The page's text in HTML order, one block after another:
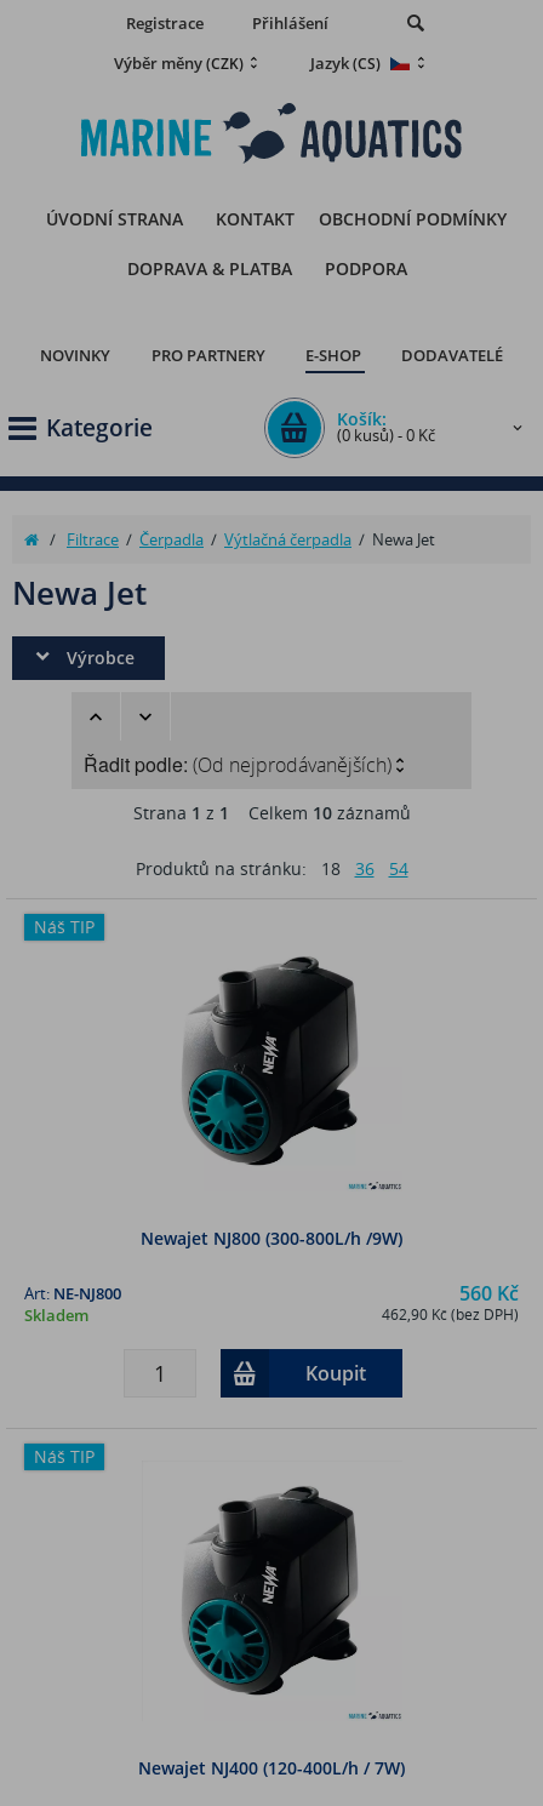
Registrace
Přihlášení
Výběr měny(CZK) Jazyk(CS)
ÚVODNÍ STRANA KONTAKT OBCHODNÍ PODMÍNKY
DOPRAVA & PLATBA PODPORA
NOVINKY PRO PARTNERY E-SHOP DODAVATELÉ
Kategorie Košík:
(0 kusů) - 0 Kč
/ Filtrace / Čerpadla / Výtlačná čerpadla / Newa Jet
Newa Jet
Výrobce
Řadit podle: (Od nejprodávanějších)
Strana 1 z 1 Celkem 10záznamů
Produktů na stránku: 18 36 54
Náš TIP
Newajet NJ800 (300-800L/h /9W)
560 Kč
462,90 Kč (bez DPH)
Art: NE-NJ800
Skladem
Koupit
Náš TIP
Newajet NJ400 (120-400L/h / 7W)